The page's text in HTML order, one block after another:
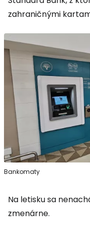
zahraničnými
Bankomaty
Na letisku sa
zmenárne.